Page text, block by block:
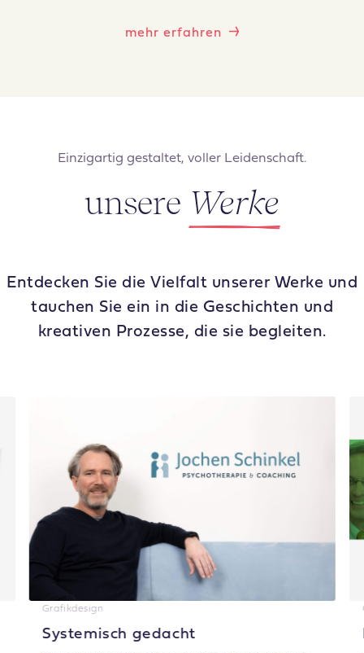
mehr erfahren
Einzigartig gestaltet, voller Leidenschaft.
unsere Werke
Entdecken Sie die Vielfalt unserer Werke und
tauchen Sie ein in die Geschichten und
kreativen Prozesse, die sie begleiten.
Grafikdesign
Systemisch gedacht